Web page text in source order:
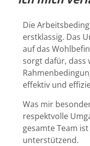
Die
erstklassig. Das
auf das
sorgt dafür, dass
effektiv und
Was mir
respektvolle
gesamte Team
unterstützend.